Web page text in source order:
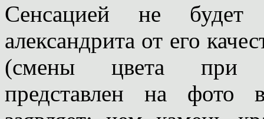
Сенсацией не будет
александрита от его
(смены цвета при
представлен на фото